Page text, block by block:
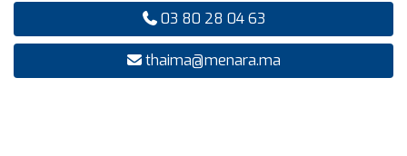
03 80 28 04 63
thaima@menara.ma